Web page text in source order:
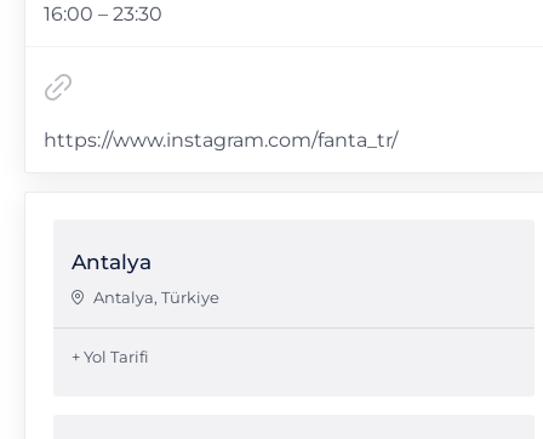
16:00 – 23:30
https://www.instagram.com/fanta_tr/
Antalya
Antalya, Türkiye
+ Yol Tarifi